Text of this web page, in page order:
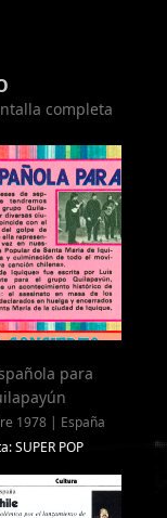
completa
para
1978 | España
SUPER POP